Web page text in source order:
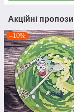
Акційні
–10%